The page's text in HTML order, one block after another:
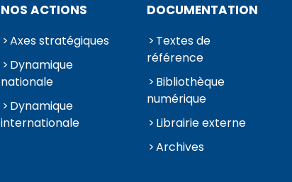
NOS ACTIONS
Axes stratégiques
Dynamique
nationale
Dynamique
internationale
DOCUMENTATION
Textes de
référence
Bibliothèque
numérique
Librairie externe
Archives